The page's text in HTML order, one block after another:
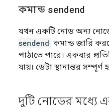
কমান্ড sendend
যখন একটি নোড অন্য নোডে
sendend কমান্ড জারি
পাঠাতে পারে। একবার
যায়। ডেটা স্থানান্তর
দুটি নোডের মধ্যে